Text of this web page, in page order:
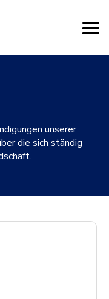
unserer
die sich ständig